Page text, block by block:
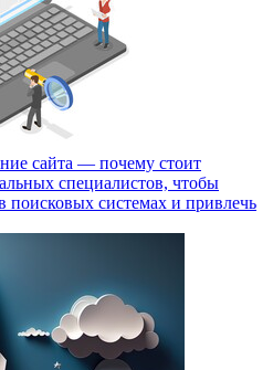
сайта — почему стоит
специалистов, чтобы
поисковых системах и привлечь